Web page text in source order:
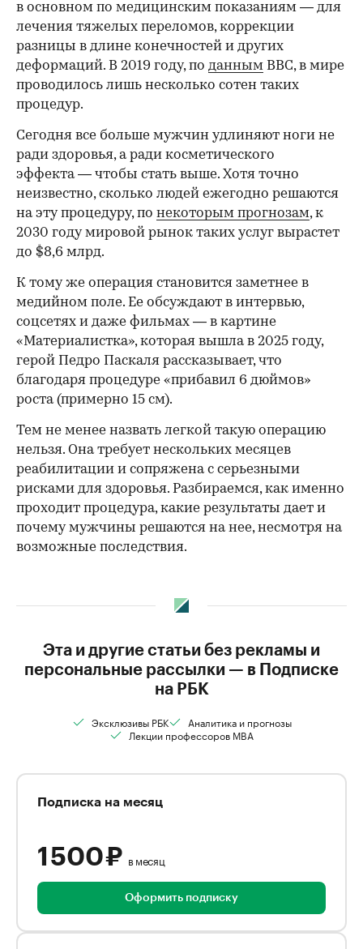
в основном по медицинским показаниям — для
лечения тяжелых переломов, коррекции
разницы в длине конечностей и других
деформаций. В 2019 году, по данным BBC, в мире
проводилось лишь несколько сотен таких
процедур.
Сегодня все больше мужчин удлиняют ноги не
ради здоровья, а ради косметического
эффекта — чтобы стать выше. Хотя точно
неизвестно, сколько людей ежегодно решаются
на эту процедуру, по некоторым прогнозам, к
2030 году мировой рынок таких услуг вырастет
до $8,6 млрд.
К тому же операция становится заметнее в
медийном поле. Ее обсуждают в интервью,
соцсетях и даже фильмах — в картине
«Материалистка», которая вышла в 2025 году,
герой Педро Паскаля рассказывает, что
благодаря процедуре «прибавил 6 дюймов»
роста (примерно 15 см).
Тем не менее назвать легкой такую операцию
нельзя. Она требует нескольких месяцев
реабилитации и сопряжена с серьезными
рисками для здоровья. Разбираемся, как именно
проходит процедура, какие результаты дает и
почему мужчины решаются на нее, несмотря на
возможные последствия.
Эта и другие статьи без рекламы и
персональные рассылки — в Подписке
на РБК
Эксклюзивы РБК
Аналитика и прогнозы
Лекции профессоров MBA
Подписка на месяц
1 500 ₽ в месяц
Оформить подписку